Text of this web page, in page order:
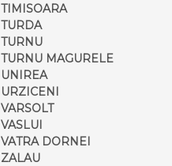
TIMISOARA
TURDA
TURNU
TURNU MAGURELE
UNIREA
URZICENI
VARSOLT
VASLUI
VATRA DORNEI
ZALAU